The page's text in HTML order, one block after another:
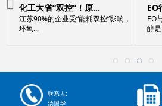
化工大省“双控”！原...
江苏90%的企业受“能耗双控”影响，
环氧...
EO​
EO
醇
联系人:
汤国华